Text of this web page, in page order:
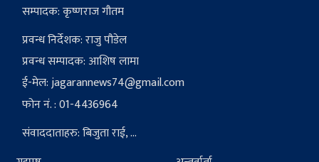
सम्पादक: कृष्णराज गौतम
प्रवन्ध निर्देशक: राजु पौडेल
प्रवन्ध सम्पादक: आशिष लामा
ई-मेल:jagarannews74@gmail.com
फोन नं. : 01-4436964
संवाददाताहरु: बिजुता राई, ...